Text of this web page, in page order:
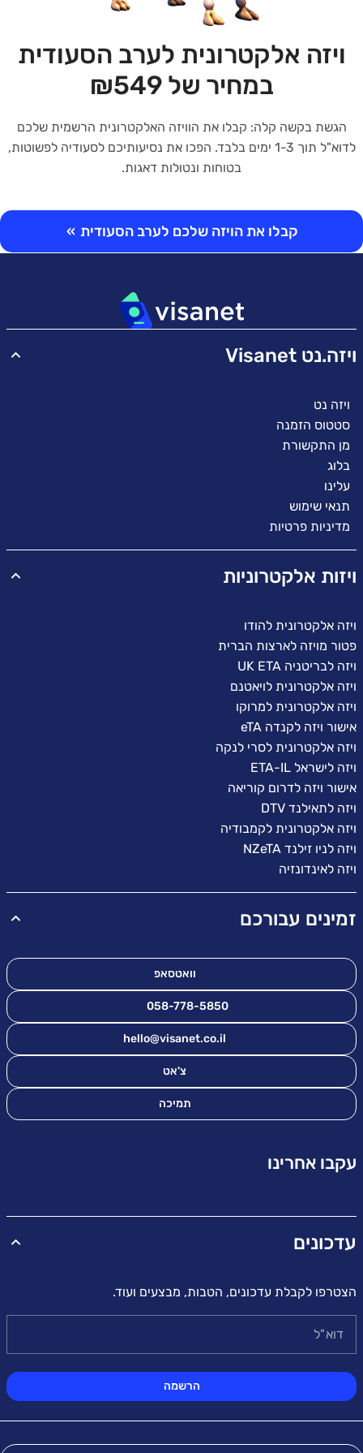
ויזה אלקטרונית לערב הסעודית
במחיר של ₪549
הגשת בקשה קלה: קבלו את הוויזה האלקטרונית הרשמית שלכם
לדוא"ל תוך 1-3 ימים בלבד. הפכו את נסיעותיכם לסעודיה לפשוטות,
בטוחות ונטולות דאגות.
קבלו את הויזה שלכם לערב הסעודית »
ויזה.נט Visanet
ויזה נט
סטטוס הזמנה
מן התקשורת
בלוג
עלינו
תנאי שימוש
מדיניות פרטיות
ויזות אלקטרוניות
ויזה אלקטרונית להודו
פטור מויזה לארצות הברית
ויזה לבריטניה UK ETA
ויזה אלקטרונית לויאטנם
ויזה אלקטרונית למרוקו
אישור ויזה לקנדה eTA
ויזה אלקטרונית לסרי לנקה
ויזה לישראל ETA-IL
אישור ויזה לדרום קוריאה
ויזה לתאילנד DTV
ויזה אלקטרונית לקמבודיה
ויזה לניו זילנד NZeTA
ויזה לאינדונזיה
זמינים עבורכם
וואטסאפ
058-778-5850
hello@visanet.co.il
צ'אט
תמיכה
עקבו אחרינו
עדכונים
הצטרפו לקבלת עדכונים, הטבות, מבצעים ועוד.
דוא"ל
הרשמה